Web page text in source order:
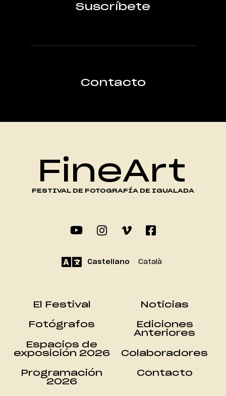
Suscríbete
Contacto
FineArt
FESTIVAL DE FOTOGRAFÍA DE IGUALADA
Castellano Català
El Festival
Fotógrafos
Espacios de
exposición 2026
Programación
2026
Noticias
Ediciones
Anteriores
Colaboradores
Contacto